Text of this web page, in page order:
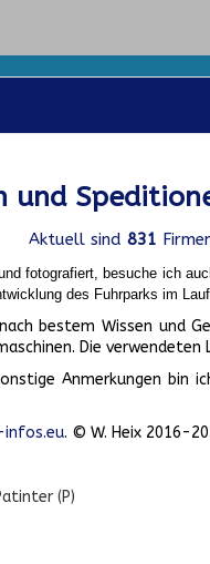
und
Aktuell sind 831
fotografiert, besuche ich
des Fuhrparks im
bestem Wissen und
Die
Anmerkungen
. © W. Heix 2016-
(P)